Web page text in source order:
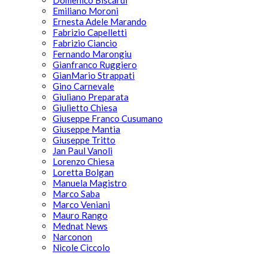
Emiliano Moroni
Ernesta Adele Marando
Fabrizio Capelletti
Fabrizio Ciancio
Fernando Marongiu
Gianfranco Ruggiero
GianMario Strappati
Gino Carnevale
Giuliano Preparata
Giulietto Chiesa
Giuseppe Franco Cusumano
Giuseppe Mantia
Giuseppe Tritto
Jan Paul Vanoli
Lorenzo Chiesa
Loretta Bolgan
Manuela Magistro
Marco Saba
Marco Veniani
Mauro Rango
Mednat News
Narconon
Nicole Ciccolo